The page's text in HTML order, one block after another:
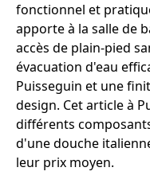
fonctionnel et
apporte à la salle de
accès de plain-pied
évacuation d'eau
Puisseguin et une
design. Cet article à
différents
d'une douche
leur prix moyen.